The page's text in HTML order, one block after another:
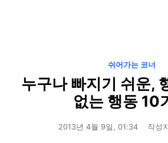
쉬어가는 코너
누구나 빠지기 쉬운,
없는 행동 10
2013년 4월 9일, 01:34 작성